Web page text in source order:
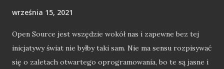
września 15, 2021
Open Source jest wszędzie wokół nas i zapewne bez tej
inicjatywy świat nie byłby taki sam. Nie ma sensu rozpisywać
się o zaletach otwartego oprogramowania, bo te są jasne i